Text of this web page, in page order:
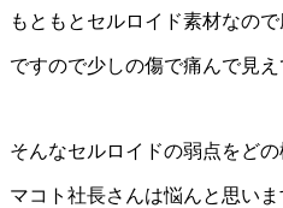
もともとセルロイド素材なの
ですので少しの傷で痛んで見え
そんなセルロイドの弱点をど
マコト社長さんは悩んと思いま